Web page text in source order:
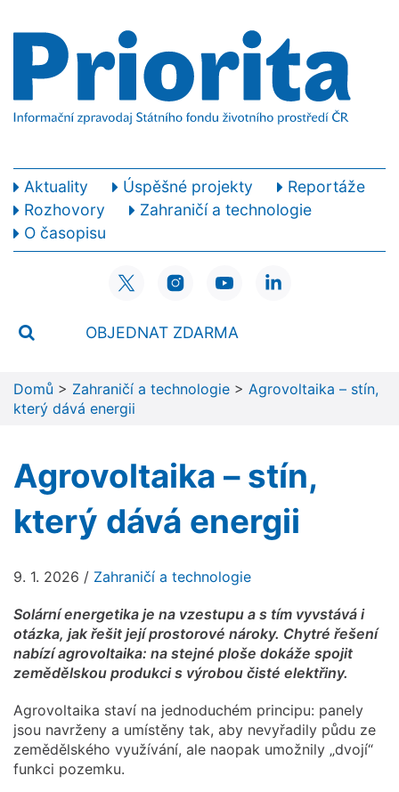
Aktuality Úspěšné projekty
Reportáže
Rozhovory
Zahraničí a technologie
O časopisu
OBJEDNAT ZDARMA
Domů > Zahraničí a technologie > Agrovoltaika – stín,
který dává energii
Agrovoltaika – stín,
který dává energii
9. 1. 2026 / Zahraničí a technologie
Solární energetika je na vzestupu a s tím vyvstává i
otázka, jak řešit její prostorové nároky. Chytré řešení
nabízí agrovoltaika: na stejné ploše dokáže spojit
zemědělskou produkci s výrobou čisté elektřiny.
Agrovoltaika staví na jednoduchém principu: panely
jsou navrženy a umístěny tak, aby nevyřadily půdu ze
zemědělského využívání, ale naopak umožnily „dvojí“
funkci pozemku.